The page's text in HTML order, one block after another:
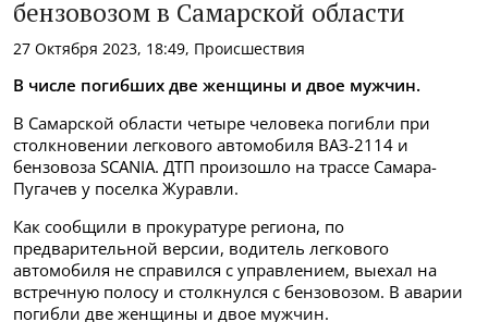
бензовозом в Самарской области
27 Октября 2023, 18:49, Происшествия
В числе погибших две женщины и двое мужчин.
В Самарской области четыре человека погибли при
столкновении легкового автомобиля ВАЗ-2114 и
бензовоза SCANIA. ДТП произошло на трассе Самара-
Пугачев у поселка Журавли.
Как сообщили в прокуратуре региона, по
предварительной версии, водитель легкового
автомобиля не справился с управлением, выехал на
встречную полосу и столкнулся с бензовозом. В аварии
погибли две женщины и двое мужчин.